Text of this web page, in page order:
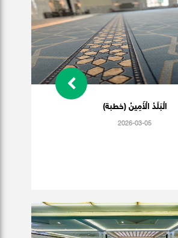
الْبَلَدُ الْأَمِينُ (خطبة)
2026-03-05